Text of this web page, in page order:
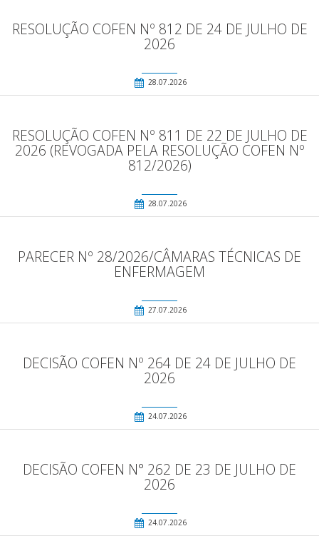
RESOLUÇÃO COFEN Nº 812 DE 24 DE JULHO DE
2026
28.07.2026
RESOLUÇÃO COFEN Nº 811 DE 22 DE JULHO DE
2026 (REVOGADA PELA RESOLUÇÃO COFEN Nº
812/2026)
28.07.2026
PARECER Nº 28/2026/CÂMARAS TÉCNICAS DE
ENFERMAGEM
27.07.2026
DECISÃO COFEN Nº 264 DE 24 DE JULHO DE
2026
24.07.2026
DECISÃO COFEN N° 262 DE 23 DE JULHO DE
2026
24.07.2026